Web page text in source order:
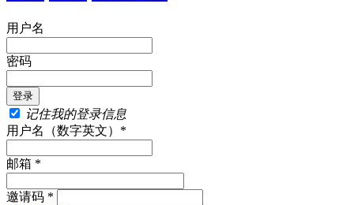
用户名
密码
记住我的登录信息
用户名（数字英文）*
邮箱 *
邀请码 *